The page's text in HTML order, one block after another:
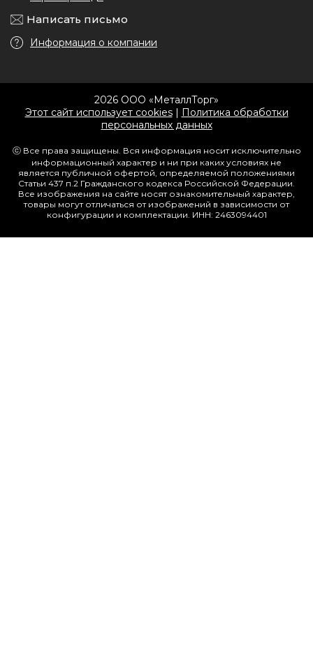
Написать письмо
Информация о компании
2026 ООО «МеталлТорг»
Этот сайт использует cookies| Политика обработки
персональных данных
ⓒ Все права защищены. Вся информация носит исключительно
информационный характер и ни при каких условиях не
является публичной офертой, определяемой положениями
Статьи 437 п.2 Гражданского кодекса Российской Федерации.
Все изображения на сайте носят ознакомительный характер,
товары могут отличаться от изображений в зависимости от
конфигурации и комплектации. ИНН: 2463094401